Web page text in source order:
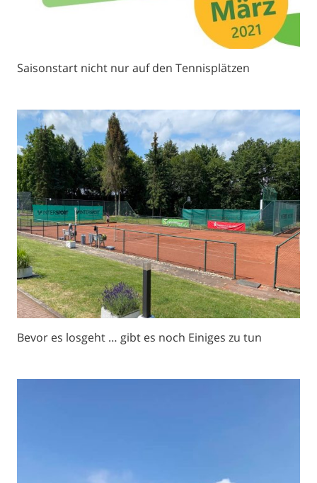
Saisonstart nicht nur auf den Tennisplätzen
Bevor es losgeht … gibt es noch Einiges zu tun